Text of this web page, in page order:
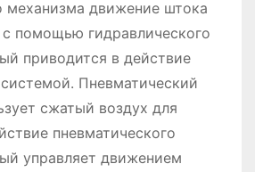
механизма движение штока
помощью гидравлического
приводится в действие
Пневматический
сжатый воздух для
пневматического
управляет движением